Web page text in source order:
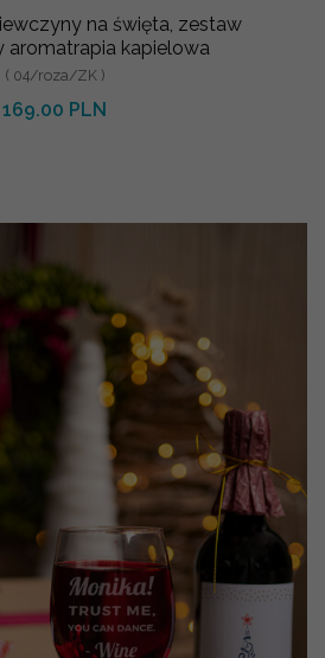
na święta, zestaw
aromatrapia kapielowa
( 04/roza/ZK )
169.00 PLN